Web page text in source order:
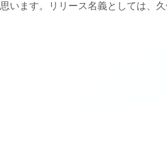
思います。リリース名義としては、久